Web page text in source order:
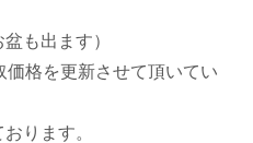
も出ます）
格を更新させて頂いてい
ります。